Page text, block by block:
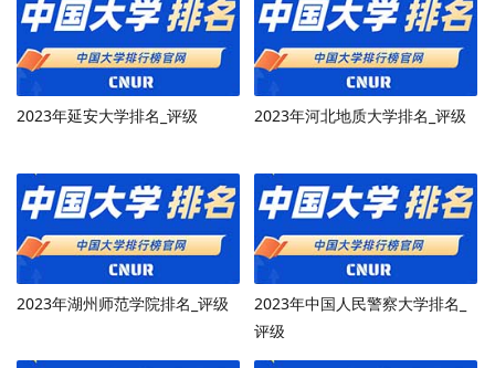
2023年延安大学排名_评级 2023年河北地质大学排名_评级
2023年湖州师范学院排名_评级
2023年中国人民警察大学排名_
评级